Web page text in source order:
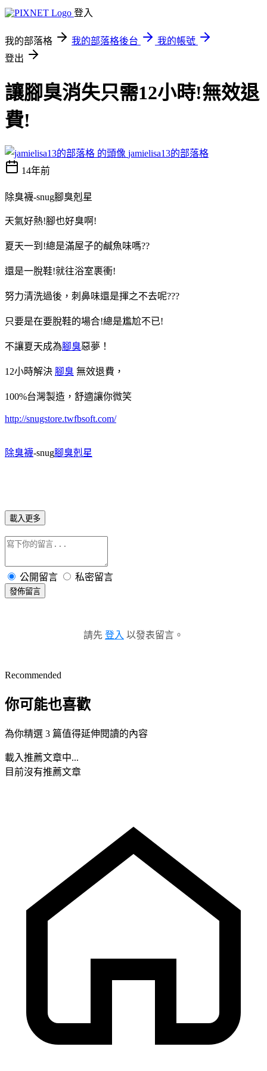
登入
我的部落格 我的部落格後台
我的帳號
登出
讓腳臭消失只需12小時!無效退
費!
jamielisa13的部落格
14年前
除臭襪-snug腳臭剋星
天氣好熱!腳也好臭啊!
夏天一到!總是滿屋子的鹹魚味嗎??
還是一脫鞋!就往浴室裹衝!
努力清洗過後，刺鼻味還是揮之不去呢???
只要是在要脫鞋的場合!總是尷尬不已!
不讓夏天成為腳臭惡夢！
12小時解決 腳臭 無效退費，
100%台灣製造，舒適讓你微笑
http://snugstore.twfbsoft.com/
除臭襪-snug腳臭剋星
載入更多
公開留言 私密留言
發佈留言
請先 登入 以發表留言。
Recommended
你可能也喜歡
為你精選 3 篇值得延伸閱讀的內容
載入推薦文章中...
目前沒有推薦文章